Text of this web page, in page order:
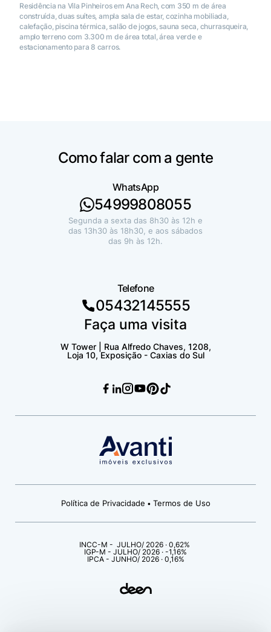
Residência na Vila Pinheiros em Ana Rech, com 350 m de área
construída, duas suítes, ampla sala de estar, cozinha mobiliada,
calefação, piscina térmica, salão de jogos, sauna seca, churrasqueira,
amplo terreno com 3.300 m de área total, área verde e
estacionamento para 8 carros.
Como falar com a gente
WhatsApp
54999808055
Segunda a sexta das 8h30 às 12h e
das 13h30 às 18h30, e aos sábados
das 9h às 12h.
Telefone
05432145555
Faça uma visita
W Tower | Rua Alfredo Chaves, 1208,
Loja 10, Exposição - Caxias do Sul
Política de Privacidade • Termos de Uso
INCC-M - JULHO/ 2026 · 0,62%
IGP-M - JULHO/ 2026 · -1,16%
IPCA - JUNHO/ 2026 · 0,16%